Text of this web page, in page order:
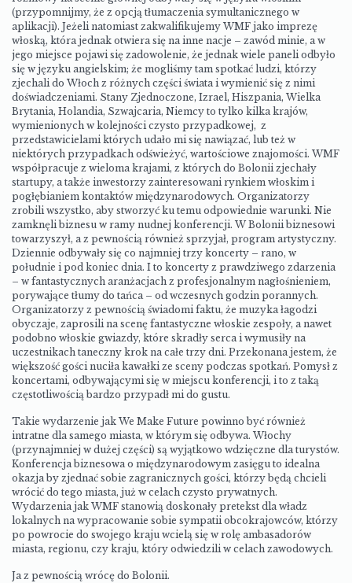
(przypomnijmy, że z opcją tłumaczenia symultanicznego w
aplikacji). Jeżeli natomiast zakwalifikujemy WMF jako imprezę
włoską, która jednak otwiera się na inne nacje – zawód minie, a w
jego miejsce pojawi się zadowolenie, że jednak wiele paneli odbyło
się w języku angielskim; że mogliśmy tam spotkać ludzi, którzy
zjechali do Włoch z różnych części świata i wymienić się z nimi
doświadczeniami. Stany Zjednoczone, Izrael, Hiszpania, Wielka
Brytania, Holandia, Szwajcaria, Niemcy to tylko kilka krajów,
wymienionych w kolejności czysto przypadkowej, z
przedstawicielami których udało mi się nawiązać, lub też w
niektórych przypadkach odświeżyć, wartościowe znajomości. WMF
współpracuje z wieloma krajami, z których do Bolonii zjechały
startupy, a także inwestorzy zainteresowani rynkiem włoskim i
pogłębianiem kontaktów międzynarodowych. Organizatorzy
zrobili wszystko, aby stworzyć ku temu odpowiednie warunki. Nie
zamknęli biznesu w ramy nudnej konferencji. W Bolonii biznesowi
towarzyszył, a z pewnością również sprzyjał, program artystyczny.
Dziennie odbywały się co najmniej trzy koncerty – rano, w
południe i pod koniec dnia. I to koncerty z prawdziwego zdarzenia
– w fantastycznych aranżacjach z profesjonalnym nagłośnieniem,
porywające tłumy do tańca – od wczesnych godzin porannych.
Organizatorzy z pewnością świadomi faktu, że muzyka łagodzi
obyczaje, zaprosili na scenę fantastyczne włoskie zespoły, a nawet
podobno włoskie gwiazdy, które skradły serca i wymusiły na
uczestnikach taneczny krok na całe trzy dni. Przekonana jestem, że
większość gości nuciła kawałki ze sceny podczas spotkań. Pomysł z
koncertami, odbywającymi się w miejscu konferencji, i to z taką
częstotliwością bardzo przypadł mi do gustu.
Takie wydarzenie jak We Make Future powinno być również
intratne dla samego miasta, w którym się odbywa. Włochy
(przynajmniej w dużej części) są wyjątkowo wdzięczne dla turystów.
Konferencja biznesowa o międzynarodowym zasięgu to idealna
okazja by zjednać sobie zagranicznych gości, którzy będą chcieli
wrócić do tego miasta, już w celach czysto prywatnych.
Wydarzenia jak WMF stanowią doskonały pretekst dla władz
lokalnych na wypracowanie sobie sympatii obcokrajowców, którzy
po powrocie do swojego kraju wcielą się w rolę ambasadorów
miasta, regionu, czy kraju, który odwiedzili w celach zawodowych.
Ja z pewnością wrócę do Bolonii.